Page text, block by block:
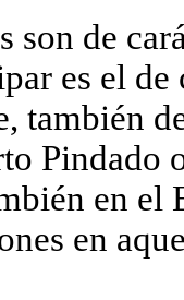
son de
es el
también
Pindado
en el
en